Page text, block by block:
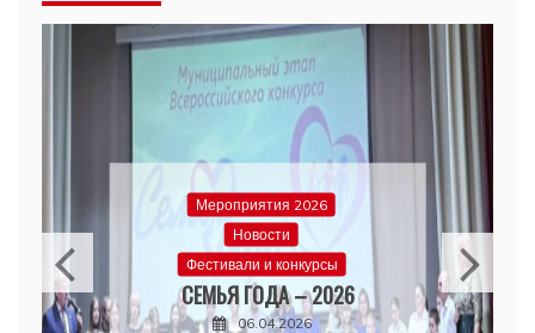
Мероприятия 2026
Новости
Фестивали и конкурсы
СЕМЬЯ ГОДА – 2026
06.04.2026